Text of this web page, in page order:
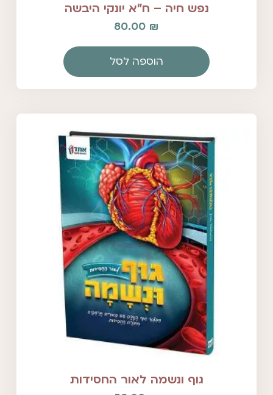
נפש חיה – ח"א יונקי היבשה
80.00 ₪
הוספה לסל
גוף ונשמה לאור החסידות